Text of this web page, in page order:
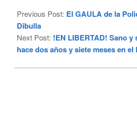
04-
24
Previous Post: El GAULA de la
Dibulla
Next Post: !EN LIBERTAD! Sano
hace dos años y siete meses en